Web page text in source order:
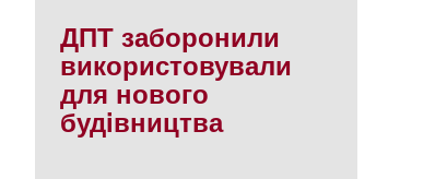
ДПТ заборонили
використовували
для нового
будiвництва